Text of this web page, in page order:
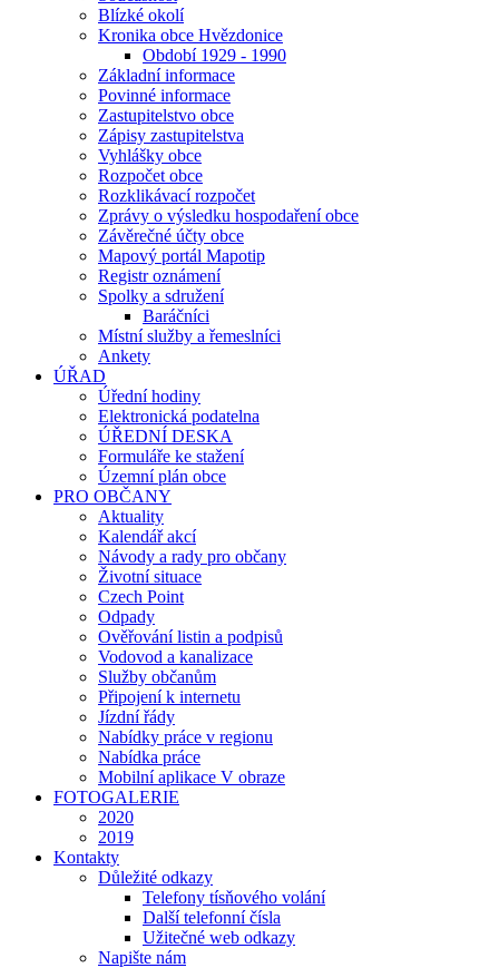
Blízké okolí
Kronika obce Hvězdonice
Období 1929 - 1990
Základní informace
Povinné informace
Zastupitelstvo obce
Zápisy zastupitelstva
Vyhlášky obce
Rozpočet obce
Rozklikávací rozpočet
Zprávy o výsledku hospodaření obce
Závěrečné účty obce
Mapový portál Mapotip
Registr oznámení
Spolky a sdružení
Baráčníci
Místní služby a řemeslníci
Ankety
ÚŘAD
Úřední hodiny
Elektronická podatelna
ÚŘEDNÍ DESKA
Formuláře ke stažení
Územní plán obce
PRO OBČANY
Aktuality
Kalendář akcí
Návody a rady pro občany
Životní situace
Czech Point
Odpady
Ověřování listin a podpisů
Vodovod a kanalizace
Služby občanům
Připojení k internetu
Jízdní řády
Nabídky práce v regionu
Nabídka práce
Mobilní aplikace V obraze
FOTOGALERIE
2020
2019
Kontakty
Důležité odkazy
Telefony tísňového volání
Další telefonní čísla
Užitečné web odkazy
Napište nám